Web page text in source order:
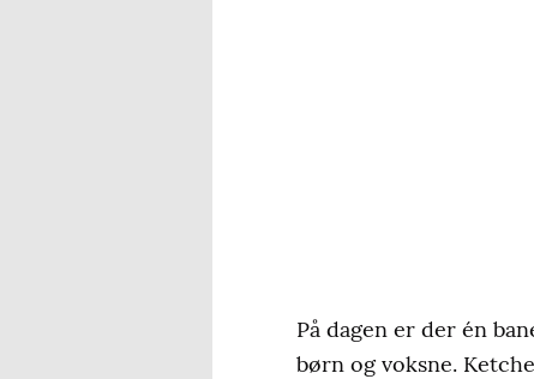
På dagen er der én
børn og voksne.